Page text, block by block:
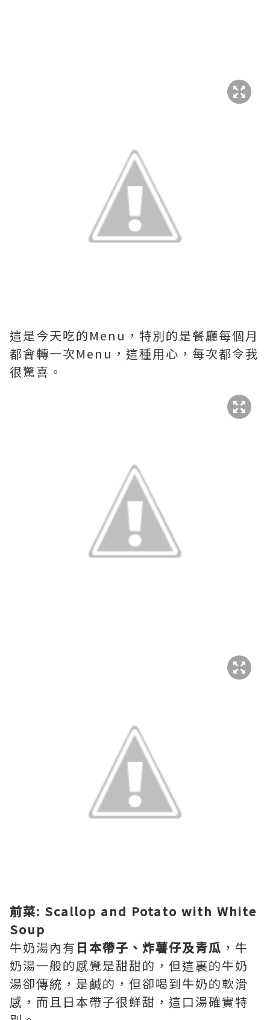
這是今天吃的Menu，特別的是餐廳每個月
都會轉一次Menu，這種用心，每次都令我
很驚喜。
前菜: Scallop and Potato with White
Soup
牛奶湯內有 日本帶子、炸薯仔及青瓜 ，牛
奶湯一般的感覺是甜甜的，但這裏的牛奶
湯卻傳統，是鹹的，但卻喝到牛奶的軟滑
感，而且日本帶子很鮮甜，這口湯確實特